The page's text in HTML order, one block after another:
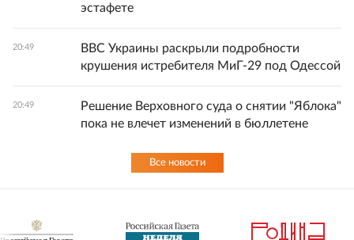
эстафете
20:49
ВВС Украины раскрыли подробности
крушения истребителя МиГ-29 под Одессой
20:49
Решение Верховного суда о снятии "Яблока"
пока не влечет изменений в бюллетене
Все новости